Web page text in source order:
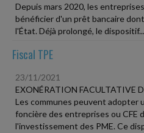
Depuis mars 2020, les
bénéficier d'un prêt bancaire
l'État. Déjà prolongé, le dispositif...
Fiscal TPE
23/11/2021
EXONÉRATION FACULTATIVE
Les communes peuvent adopter
foncière des entreprises ou CFE
l'investissement des PME. Ce